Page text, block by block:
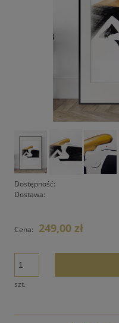
Dostępność:
Dostawa:
Cena nie zawiera
Cena: 249,00 zł
szt.